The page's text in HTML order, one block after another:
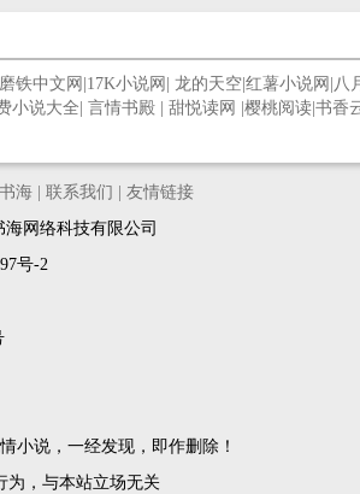
磨铁中文网 17K小说网 龙的天空 红薯小说网 八
小说大全 言情书殿 甜悦读网 樱桃阅读 书香
海| 联系我们
友情链接
海网络科技有限公司
号-2
小说，一经发现，即作删除！
为，与本站立场无关